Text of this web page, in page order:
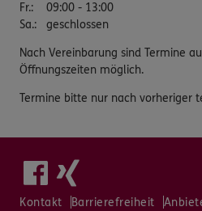
Fr.:
09:00 - 13:00
Sa.: geschlossen
Nach Vereinbarung sind Termine
Öffnungszeiten möglich.
Termine bitte nur nach vorheriger
Kontakt Barrierefreiheit